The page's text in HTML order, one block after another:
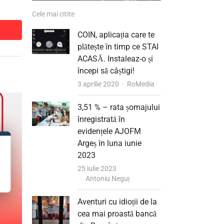
Cele mai citite
COIN, aplicația care te
plătește în timp ce STAI
ACASĂ. Instaleaz-o și
începi să câștigi!
3 aprilie 2020 Author
RoMedia
3,51 % – rata șomajului
înregistrată în
evidențele AJOFM
Argeș în luna iunie
2023
25 iulie 2023
Author
Antoniu Neguț
Aventuri cu idioții de la
cea mai proastă bancă